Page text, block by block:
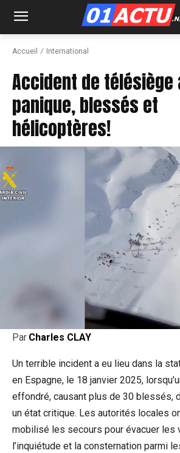
Accueil International
Accident de télésiège
panique, blessés et
hélicoptères!
Par Charles CLAY
Un terrible incident a eu lieu dans la
en Espagne, le 18 janvier 2025,
effondré, causant plus de 30 blessés,
un état critique. Les autorités locales
mobilisé les secours pour évacuer les
l’inquiétude et la consternation parmi